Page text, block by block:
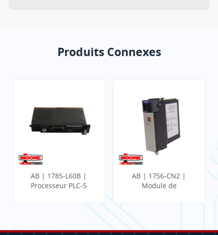
Produits Connexes
AB | 1785-L60B |
Processeur PLC-5
AB | 1756-CN2 |
Module de